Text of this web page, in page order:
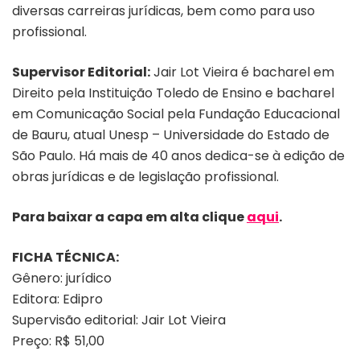
diversas carreiras jurídicas, bem como para uso
profissional.
Supervisor Editorial:Jair Lot Vieira é bacharel em
Direito pela Instituição Toledo de Ensino e bacharel
em Comunicação Social pela Fundação Educacional
de Bauru, atual Unesp – Universidade do Estado de
São Paulo. Há mais de 40 anos dedica-se à edição de
obras jurídicas e de legislação profissional.
Para baixar a capa em alta cliqueaqui.
FICHA TÉCNICA:
Gênero: jurídico
Editora: Edipro
Supervisão editorial: Jair Lot Vieira
Preço: R$ 51,00